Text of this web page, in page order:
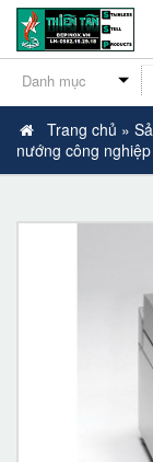
Trang chủ »
nướng công nghiệp